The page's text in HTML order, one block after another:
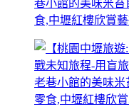
巷小館的美味米
食,中壢紅樓欣賞